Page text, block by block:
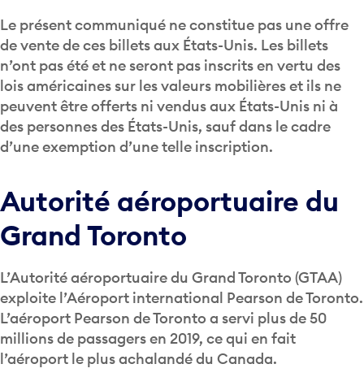
Le présent communiqué ne constitue pas une offre
de vente de ces billets aux États-Unis. Les billets
n’ont pas été et ne seront pas inscrits en vertu des
lois américaines sur les valeurs mobilières et ils ne
peuvent être offerts ni vendus aux États-Unis ni à
des personnes des États-Unis, sauf dans le cadre
d’une exemption d’une telle inscription.
Autorité aéroportuaire du
Grand Toronto
L’Autorité aéroportuaire du Grand Toronto (GTAA)
exploite l’Aéroport international Pearson de Toronto.
L’aéroport Pearson de Toronto a servi plus de 50
millions de passagers en 2019, ce qui en fait
l’aéroport le plus achalandé du Canada.